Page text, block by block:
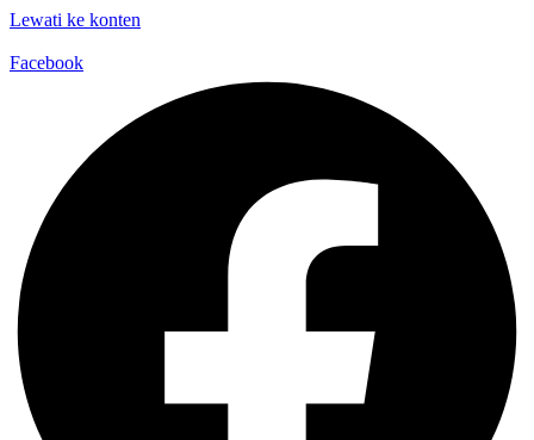
Lewati ke konten
Facebook